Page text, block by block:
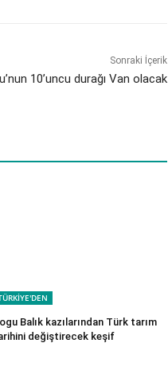
Sonraki İçerik
10’uncu durağı Van olacak
Balık kazılarından Türk tarım
değiştirecek keşif